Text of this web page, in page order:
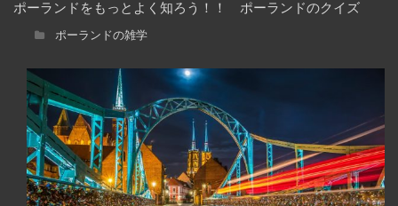
ポーランドをもっとよく知ろう！！ ポーランドのクイズ
ポーランドの雑学